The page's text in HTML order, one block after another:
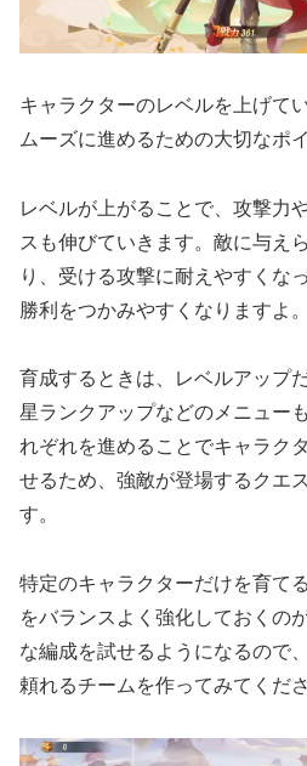
キャラクターのレベルを上げて
ムーズに進めるための大切なポ
レベルが上がることで、攻撃力
スも伸びていきます。敵に与え
り、受ける攻撃に耐えやすくな
勝利をつかみやすくなりますよ。
育成するときは、レベルアップ
星ランクアップなどのメニュー
れぞれを進めることでキャラク
せるため、強敵が登場するクエ
す。
特定のキャラクターだけを育て
をバランスよく強化しておくの
な編成を試せるようになるので
頼れるチームを作ってみてくださ